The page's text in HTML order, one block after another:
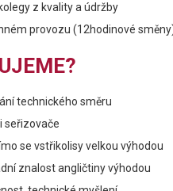
z kvality a údržby
provozu (12hodinové
technického směru
seřizovače
se vstřikolisy velkou výhodou
znalost angličtiny výhodou